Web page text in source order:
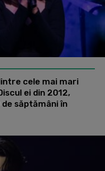
cele mai mari
ei din 2012,
de săptămâni în